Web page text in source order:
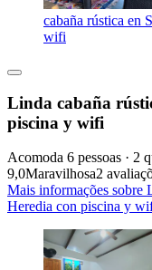
cabaña rústica en
wifi
Linda cabaña
piscina y wifi
Acomoda 6 pessoas · 2
9,0Maravilhosa2
Mais informações sobre
Heredia con piscina y